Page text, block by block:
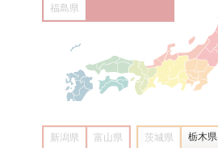
福島県
茨城県 栃木県
新潟県 富山県